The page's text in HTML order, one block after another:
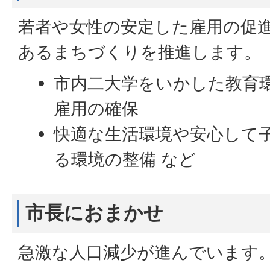
若者や女性の安定した雇用の促
あるまちづくりを推進します。
市内二大学をいかした教育
雇用の確保
快適な生活環境や安心して
る環境の整備 など
市長におまかせ
急激な人口減少が進んでいます